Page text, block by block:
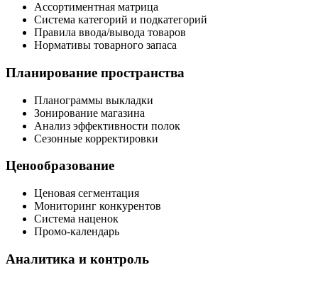
Ассортиментная матрица
Система категорий и подкатегорий
Правила ввода/вывода товаров
Нормативы товарного запаса
Планирование пространства
Планограммы выкладки
Зонирование магазина
Анализ эффективности полок
Сезонные корректировки
Ценообразование
Ценовая сегментация
Мониторинг конкурентов
Система наценок
Промо-календарь
Аналитика и контроль